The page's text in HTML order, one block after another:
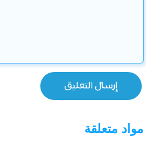
مواد متعلقة